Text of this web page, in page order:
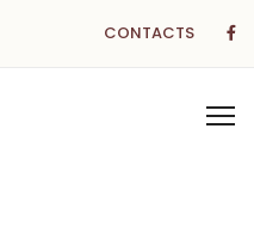
CONTACTS